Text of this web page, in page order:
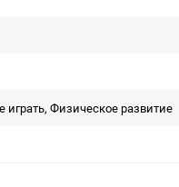
Физическое развитие